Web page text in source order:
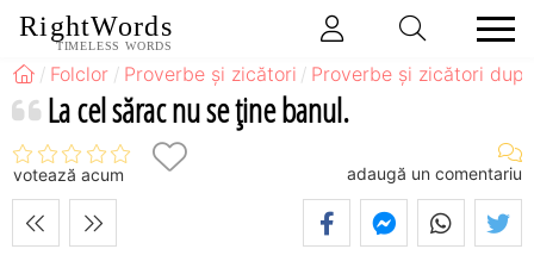
RightWords
TIMELESS WORDS
Folclor Proverbe și zicători Proverbe și zicători
La cel sărac nu se ţine banul.
votează acum adaugă un comentariu